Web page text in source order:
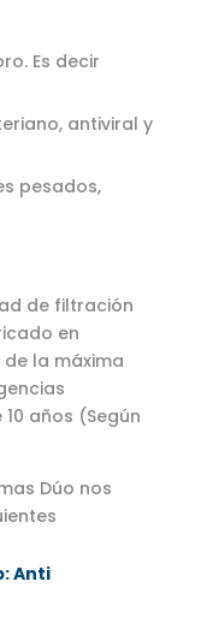
Es decir
antiviral y
pesados,
de filtración
en
la máxima
años (Según
Dúo nos
Anti